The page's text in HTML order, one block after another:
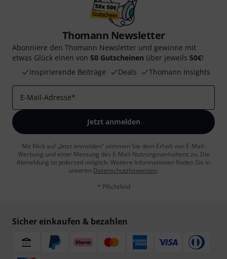
Thomann Newsletter
Abonniere den Thomann Newsletter und gewinne mit
etwas Glück einen von 50 Gutscheinen über jeweils 50€!
Inspirierende Beiträge
Deals Thomann Insights
E-Mail-Adresse*
Jetzt anmelden
Mit Klick auf „Jetzt anmelden“ stimmen Sie dem Erhalt von E-Mail-
Werbung und einer Messung des E-Mail-Nutzungsverhaltens zu. Die
Abmeldung ist jederzeit möglich. Weitere Informationen finden Sie in
unseren Datenschutzhinweisen.
* Pflichtfeld
Sicher einkaufen & bezahlen